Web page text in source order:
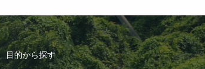
目的から探す